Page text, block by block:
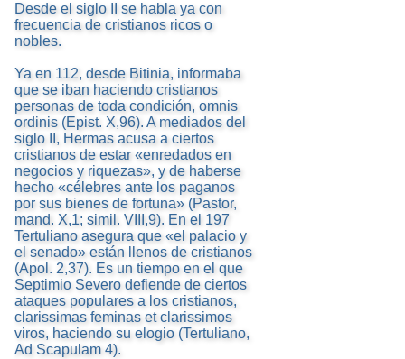
Desde el siglo II se habla ya con
frecuencia de cristianos ricos o
nobles.
Ya en 112, desde Bitinia, informaba
que se iban haciendo cristianos
personas de toda condición, omnis
ordinis (Epist. X,96). A mediados del
siglo II, Hermas acusa a ciertos
cristianos de estar «enredados en
negocios y riquezas», y de haberse
hecho «célebres ante los paganos
por sus bienes de fortuna» (Pastor,
mand. X,1; simil. VIII,9). En el 197
Tertuliano asegura que «el palacio y
el senado» están llenos de cristianos
(Apol. 2,37). Es un tiempo en el que
Septimio Severo defiende de ciertos
ataques populares a los cristianos,
clarissimas feminas et clarissimos
viros, haciendo su elogio (Tertuliano,
Ad Scapulam 4).